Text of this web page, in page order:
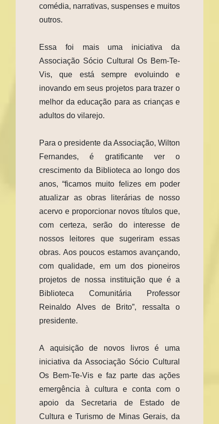
comédia, narrativas, suspenses e muitos
outros.
Essa foi mais uma iniciativa da
Associação Sócio Cultural Os Bem-Te-
Vis, que está sempre evoluindo e
inovando em seus projetos para trazer o
melhor da educação para as crianças e
adultos do vilarejo.
Para o presidente da Associação, Wilton
Fernandes, é gratificante ver o
crescimento da Biblioteca ao longo dos
anos, “ficamos muito felizes em poder
atualizar as obras literárias de nosso
acervo e proporcionar novos títulos que,
com certeza, serão do interesse de
nossos leitores que sugeriram essas
obras. Aos poucos estamos avançando,
com qualidade, em um dos pioneiros
projetos de nossa instituição que é a
Biblioteca Comunitária Professor
Reinaldo Alves de Brito”, ressalta o
presidente.
A aquisição de novos livros é uma
iniciativa da Associação Sócio Cultural
Os Bem-Te-Vis e faz parte das ações
emergência à cultura e conta com o
apoio da Secretaria de Estado de
Cultura e Turismo de Minas Gerais, da